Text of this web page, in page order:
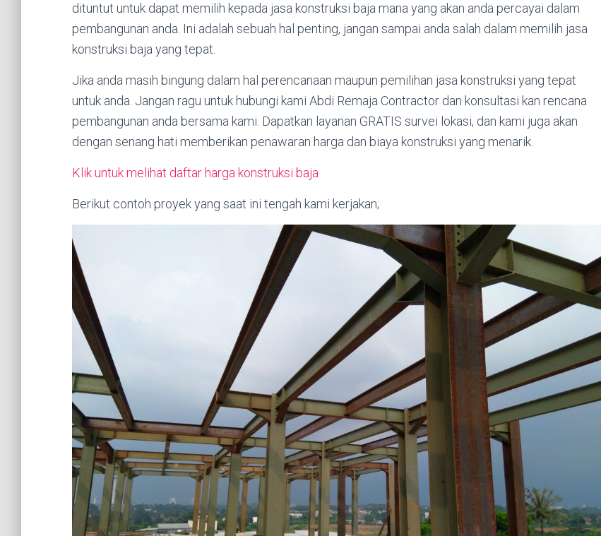
dituntut untuk dapat memilih kepada jasa konstruksi baja mana yang akan anda percayai dalam
pembangunan anda. Ini adalah sebuah hal penting, jangan sampai anda salah dalam memilih jasa
konstruksi baja yang tepat.
Jika anda masih bingung dalam hal perencanaan maupun pemilihan jasa konstruksi yang tepat
untuk anda. Jangan ragu untuk hubungi kami Abdi Remaja Contractor dan konsultasi kan rencana
pembangunan anda bersama kami. Dapatkan layanan GRATIS survei lokasi, dan kami juga akan
dengan senang hati memberikan penawaran harga dan biaya konstruksi yang menarik.
Klik untuk melihat daftar harga konstruksi baja
Berikut contoh proyek yang saat ini tengah kami kerjakan;